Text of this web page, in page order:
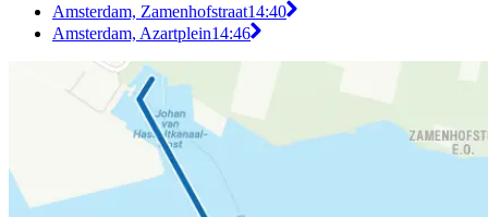
Amsterdam, Zamenhofstraat14:40
Amsterdam, Azartplein14:46